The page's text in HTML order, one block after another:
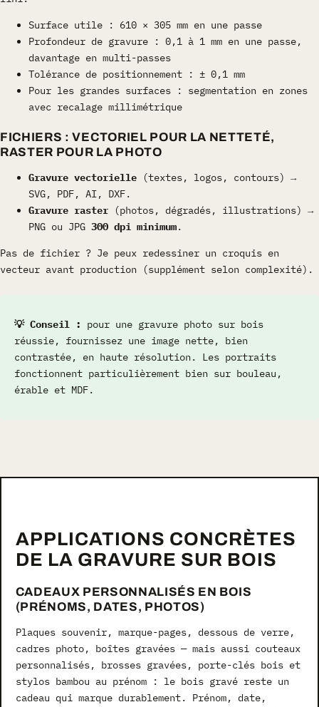
Surface utile : 610 × 305 mm en une passe
Profondeur de gravure : 0,1 à 1 mm en une passe,
davantage en multi-passes
Tolérance de positionnement : ± 0,1 mm
Pour les grandes surfaces : segmentation en zones
avec recalage millimétrique
FICHIERS : VECTORIEL POUR LA NETTETÉ,
RASTER POUR LA PHOTO
Gravure vectorielle (textes, logos, contours) →
SVG, PDF, AI, DXF.
Gravure raster (photos, dégradés, illustrations) →
PNG ou JPG 300 dpi minimum.
Pas de fichier ? Je peux redessiner un croquis en
vecteur avant production (supplément selon complexité).
💡 Conseil :
pour une gravure photo sur bois
réussie, fournissez une image nette, bien
contrastée, en haute résolution. Les portraits
fonctionnent particulièrement bien sur bouleau,
érable et MDF.
APPLICATIONS CONCRÈTES
DE LA GRAVURE SUR BOIS
CADEAUX PERSONNALISÉS EN BOIS
(PRÉNOMS, DATES, PHOTOS)
Plaques souvenir, marque-pages, dessous de verre,
cadres photo, boîtes gravées — mais aussi couteaux
personnalisés, brosses gravées, porte-clés bois et
stylos bambou au prénom : le bois gravé reste un
cadeau qui marque durablement. Prénom, date,